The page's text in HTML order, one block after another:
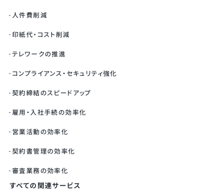
人件費削減
印紙代・コスト削減
テレワークの推進
コンプライアンス・セキュリティ強化
契約締結のスピードアップ
雇用・入社手続の効率化
営業活動の効率化
契約書管理の効率化
審査業務の効率化
すべての関連サービス